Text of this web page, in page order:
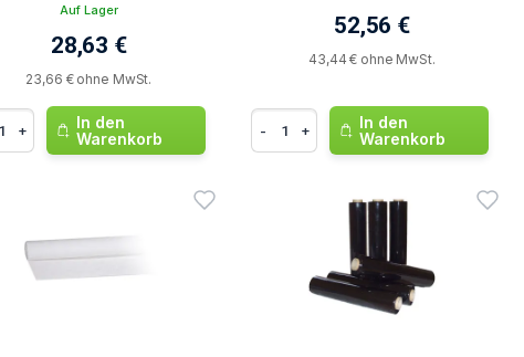
Auf Lager
28,63 €
23,66 € ohne MwSt.
+
In den
Warenkorb
52,56 €
43,44 € ohne MwSt.
- +
In den
Warenkorb